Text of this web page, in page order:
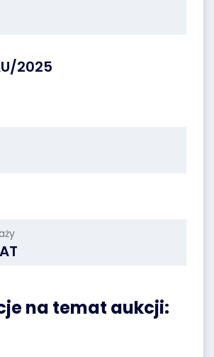
2025
na temat aukcji: